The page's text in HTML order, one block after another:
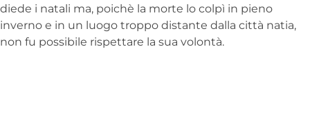
diede i natali ma, poichè la morte lo colpì in pieno
inverno e in un luogo troppo distante dalla città natia,
non fu possibile rispettare la sua volontà.